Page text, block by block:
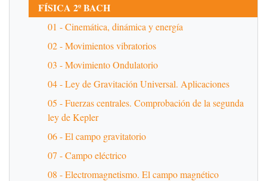
FÍSICA 2º BACH
01 - Cinemática, dinámica y energía
02 - Movimientos vibratorios
03 - Movimiento Ondulatorio
04 - Ley de Gravitación Universal. Aplicaciones
05 - Fuerzas centrales. Comprobación de la segunda
ley de Kepler
06 - El campo gravitatorio
07 - Campo eléctrico
08 - Electromagnetismo. El campo magnético